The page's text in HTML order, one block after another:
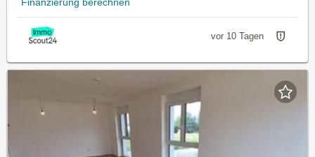
Finanzierung berechnen
vor 10 Tagen